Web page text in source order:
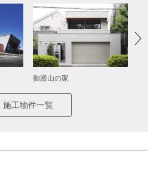
御殿山の家
施工物件一覧